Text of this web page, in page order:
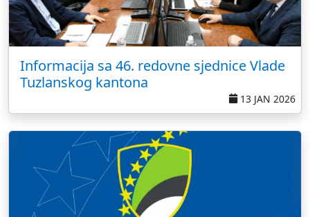
Informacija sa 46. redovne sjednice Vlade
Tuzlanskog kantona
13 JAN 2026